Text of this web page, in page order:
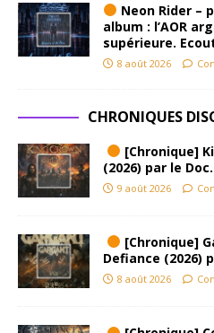
Neon Rider –
album : l’AOR
supérieure.
8 août 2026
CHRONIQUES
[Chronique]
(2026) par le Doc.
9 août 2026
[Chronique]
Defiance (2026)
8 août 2026